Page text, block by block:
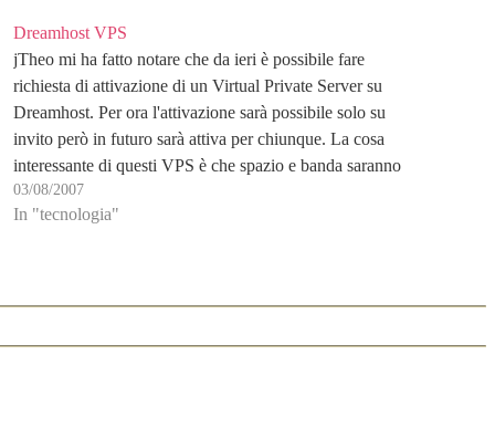
Dreamhost VPS
jTheo mi ha fatto notare che da ieri è possibile fare
richiesta di attivazione di un Virtual Private Server su
Dreamhost. Per ora l'attivazione sarà possibile solo su
invito però in futuro sarà attiva per chiunque. La cosa
interessante di questi VPS è che spazio e banda saranno
quelli abituali…
03/08/2007
In "tecnologia"